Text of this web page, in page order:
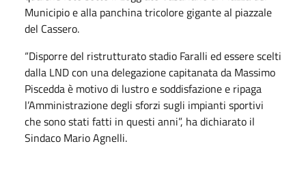
Municipio e alla panchina tricolore gigante al piazzale
del Cassero.
“Disporre del ristrutturato stadio Faralli ed essere scelti
dalla LND con una delegazione capitanata da Massimo
Piscedda è motivo di lustro e soddisfazione e ripaga
l’Amministrazione degli sforzi sugli impianti sportivi
che sono stati fatti in questi anni”, ha dichiarato il
Sindaco Mario Agnelli.